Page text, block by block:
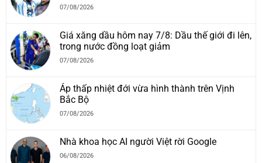
07/08/2026
Giá xăng dầu hôm nay 7/8: Dầu thế giới đi lên,
trong nước đồng loạt giảm
07/08/2026
Áp thấp nhiệt đới vừa hình thành trên Vịnh
Bắc Bộ
07/08/2026
Nhà khoa học AI người Việt rời Google
06/08/2026